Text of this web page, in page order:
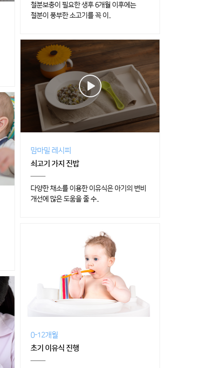
철분보충이 필요한 생후 6개월 이후에는
철분이 풍부한 소고기를 꼭 이..
맘마밀 레시피
쇠고기 가지 진밥
다양한 채소를 이용한 이유식은 아기의 변비
개선에 많은 도움을 줄 수..
0-12개월
초기 이유식 진행